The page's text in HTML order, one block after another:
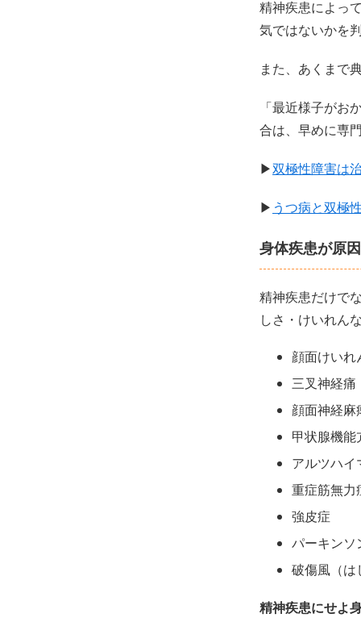
精神疾患によっ
気ではないかを
また、あくまで
「最近様子がお
合は、早めに専
▶双極性障害は
▶ うつ病と双極
身体疾患が原
精神疾患だけで
しさ・けいれん
顔面けいれ
三叉神経痛
顔面神経麻
甲状腺機
アルツハ
重症筋無力
強皮症
パーキンソ
破傷風（は
精神疾患にせよ